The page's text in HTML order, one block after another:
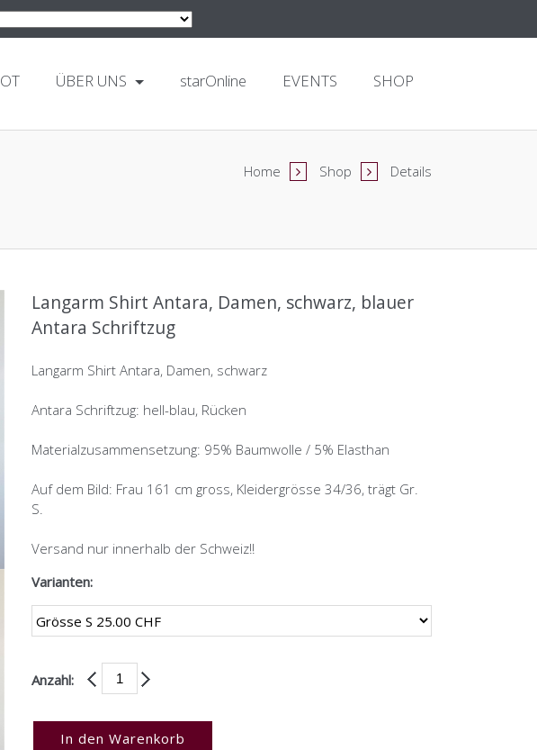
ÜBER UNS starOnline EVENTS SHOP
Home Shop Details
Langarm Shirt Antara, Damen, schwarz, blauer
Antara Schriftzug
Langarm Shirt Antara, Damen, schwarz
Antara Schriftzug: hell-blau, Rücken
Materialzusammensetzung: 95% Baumwolle / 5% Elasthan
Auf dem Bild: Frau 161 cm gross, Kleidergrösse 34/36, trägt Gr.
S.
Versand nur innerhalb der Schweiz!!
Varianten:
Anzahl:
In den Warenkorb